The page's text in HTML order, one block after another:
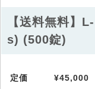
【送料無料】
s) (500錠)
定価 ¥45,000